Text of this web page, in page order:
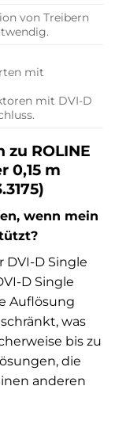
von Treibern
mit
mit DVI-D
zu ROLINE
0,15 m
wenn mein
DVI-D Single
D Single
Auflösung
was
bis zu
die
anderen